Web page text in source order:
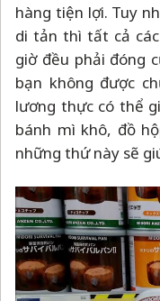
hàng tiện lợi. Tuy
di tản thì tất cả
giờ đều phải đóng
bạn không được
lương thực có thể
bánh mì khô, đồ
những thứ này sẽ